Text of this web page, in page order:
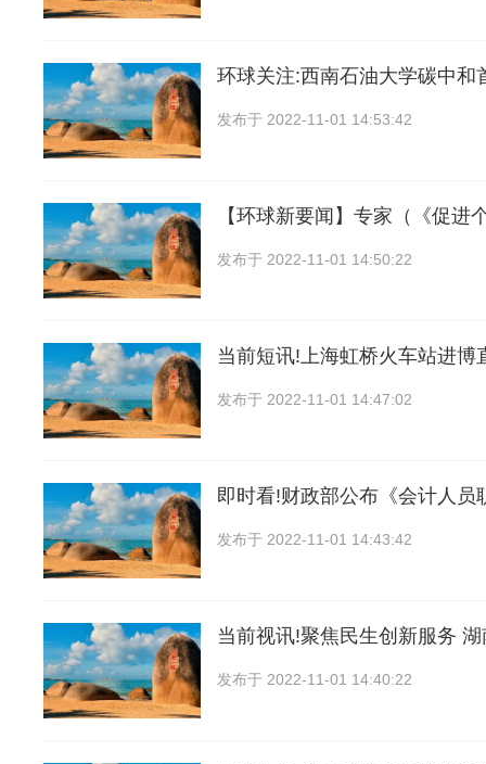
环球关注:西南石油大学碳中和
发布于 2022-11-01 14:53:42
【环球新要闻】专家（《促进
发布于 2022-11-01 14:50:22
当前短讯!上海虹桥火车站进博
发布于 2022-11-01 14:47:02
即时看!财政部公布《会计人员
发布于 2022-11-01 14:43:42
当前视讯!聚焦民生创新服务
发布于 2022-11-01 14:40:22